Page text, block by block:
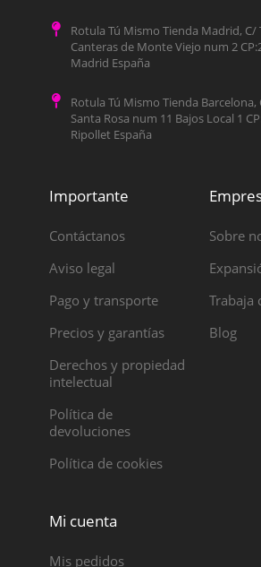
Rotula Tú Mismo Tienda Madrid, C/
Canteras de Monte Viejo num 2
Madrid España
Rotula Tú Mismo Tienda Barcelona,
Santa Rosa num 11 Bajos Local 1
Ripollet España
Importante
Contáctanos
Aviso legal
Pago y transporte
Precios y garantías
Derechos y propiedad
intelectual
Política de
devoluciones
Política de cookies
Sobre
Trabaja
Blog
Mi cuenta
Mis pedidos